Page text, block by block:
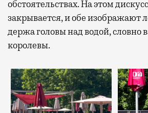
обстоятельствах. На этом
закрывается, и обе изображают
держа головы над водой, словно
королевы.